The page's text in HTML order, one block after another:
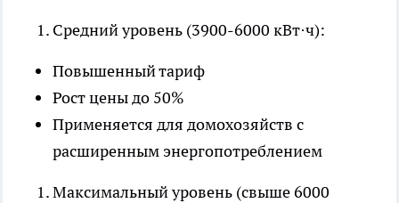
Средний уровень (3900-6000 кВт·ч):
Повышенный тариф
Рост цены до 50%
Применяется для домохозяйств с
расширенным энергопотреблением
Максимальный уровень (свыше 6000